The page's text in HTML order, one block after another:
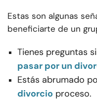
Estas son algunas
beneficiarte de un
Tienes preguntas
pasar por un
Estás abrumado
divorcio proceso.